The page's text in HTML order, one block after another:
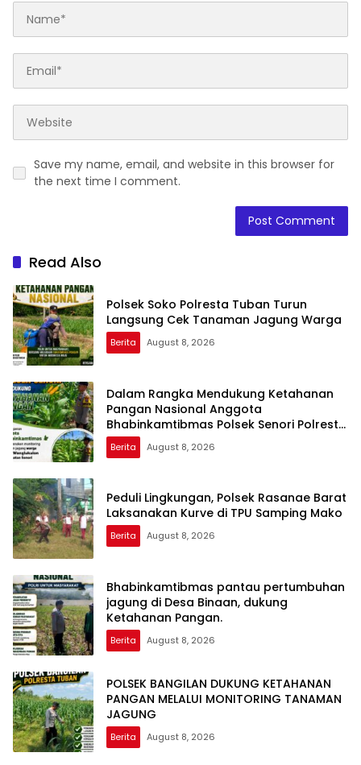
Save my name, email, and website in this browser for
the next time I comment.
Read Also
Polsek Soko Polresta Tuban Turun
Langsung Cek Tanaman Jagung Warga
Berita August 8, 2026
Dalam Rangka Mendukung Ketahanan
Pangan Nasional Anggota
Bhabinkamtibmas Polsek Senori Polresta
Tuban Monitoring Kondisi Tanaman
Jagung di Desa Wanglukulon
Berita August 8, 2026
Peduli Lingkungan, Polsek Rasanae Barat
Laksanakan Kurve di TPU Samping Mako
Berita August 8, 2026
Bhabinkamtibmas pantau pertumbuhan
jagung di Desa Binaan, dukung
Ketahanan Pangan.
Berita August 8, 2026
POLSEK BANGILAN DUKUNG KETAHANAN
PANGAN MELALUI MONITORING TANAMAN
JAGUNG
Berita August 8, 2026